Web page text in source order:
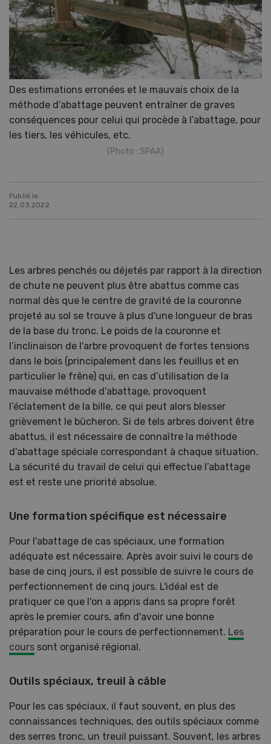
Des estimations erronées et le mauvais choix de la
méthode d’abattage peuvent entraîner de graves
conséquences pour celui qui procède à l’abattage, pour
les tiers, les véhicules, etc.
(Photo : SPAA)
Publié le
22.03.2022
Les arbres penchés ou déjetés par rapport à la direction
de chute ne peuvent plus être abattus comme cas
normal dès que le centre de gravité de la couronne
projeté au sol se trouve à plus d'une longueur de bras
de la base du tronc. Le poids de la couronne et
l’inclinaison de l'arbre provoquent de fortes tensions
dans le bois (principalement dans les feuillus et en
particulier le frêne) qui, en cas d’utilisation de la
mauvaise méthode d’abattage, provoquent
l’éclatement de la bille, ce qui peut alors blesser
grièvement le bûcheron. Si de tels arbres doivent être
abattus, il est nécessaire de connaître la méthode
d'abattage spéciale correspondant à chaque situation.
La sécurité du travail de celui qui effectue l’abattage
est et reste une priorité absolue.
Une formation spécifique est nécessaire
Pour l'abattage de cas spéciaux, une formation
adéquate est nécessaire. Après avoir suivi le cours de
base de cinq jours, il est possible de suivre le cours de
perfectionnement de cinq jours. L'idéal est de
pratiquer ce que l'on a appris dans sa propre forêt
après le premier cours, afin d'avoir une bonne
préparation pour le cours de perfectionnement. Les
cours sont organisé régional.
Outils spéciaux, treuil à câble
Pour les cas spéciaux, il faut souvent, en plus des
connaissances techniques, des outils spéciaux comme
des serres tronc, un treuil puissant. Souvent, les arbres